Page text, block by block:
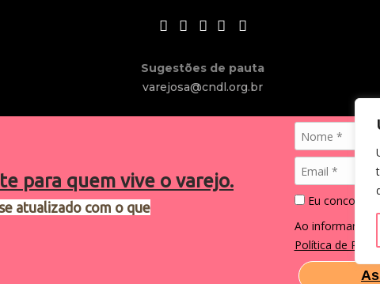
para quem vive o varejo.
atualizado com o que
Eu concordo
Ao informar
Política de
Sugestões de pauta
varejosa@cndl.org.br
2024®. Todos os direitos reservados.